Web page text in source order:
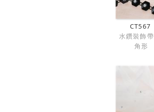
CT567
水鑽裝飾
角形